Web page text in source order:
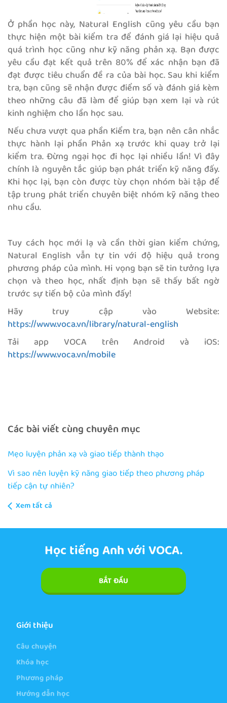
Ở phần học này, Natural English cũng yêu cầu bạn
thực hiện một bài kiểm tra để đánh giá lại hiệu quả
quá trình học cũng như kỹ năng phản xạ. Bạn được
yêu cầu đạt kết quả trên 80% để xác nhận bạn đã
đạt được tiêu chuẩn đề ra của bài học. Sau khi kiểm
tra, bạn cũng sẽ nhận được điểm số và đánh giá kèm
theo những câu đã làm để giúp bạn xem lại và rút
kinh nghiệm cho lần học sau.
Nếu chưa vượt qua phần Kiểm tra, bạn nên cân nhắc
thực hành lại phần Phản xạ trước khi quay trở lại
kiểm tra. Đừng ngại học đi học lại nhiều lần! Vì đây
chính là nguyên tắc giúp bạn phát triển kỹ năng đấy.
Khi học lại, bạn còn được tùy chọn nhóm bài tập để
tập trung phát triển chuyên biệt nhóm kỹ năng theo
nhu cầu.
Tuy cách học mới lạ và cần thời gian kiểm chứng,
Natural English vẫn tự tin với độ hiệu quả trong
phương pháp của mình. Hi vọng bạn sẽ tin tưởng lựa
chọn và theo học, nhất định bạn sẽ thấy bất ngờ
trước sự tiến bộ của mình đấy!
Hãy truy cập vào Website:
https://www.voca.vn/library/natural-english
Tải app VOCA trên Android và iOS:
https://www.voca.vn/mobile
Các bài viết cùng chuyên mục
Mẹo luyện phản xạ và giao tiếp thành thạo
Vì sao nên luyện kỹ năng giao tiếp theo phương pháp
tiếp cận tự nhiên?
Xem tất cả
Học tiếng Anh với VOCA.
BẮT ĐẦU
Giới thiệu
Câu chuyện
Khóa học
Phương pháp
Hướng dẫn học